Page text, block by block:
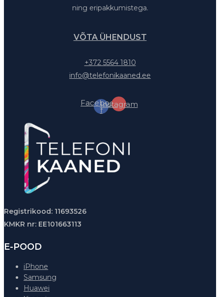
ning eripakkumistega.
VÕTA ÜHENDUST
+372 5564 1810
info@telefonikaaned.ee
Facebook-
f
Instagram
Registrikood: 11693526
KMKR nr: EE101663113
E-POOD
iPhone
Samsung
Huawei